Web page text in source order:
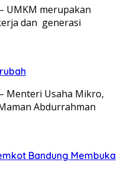
– UMKM merupakan
dan generasi
– Menteri Usaha Mikro,
Abdurrahman
Bandung Membuka